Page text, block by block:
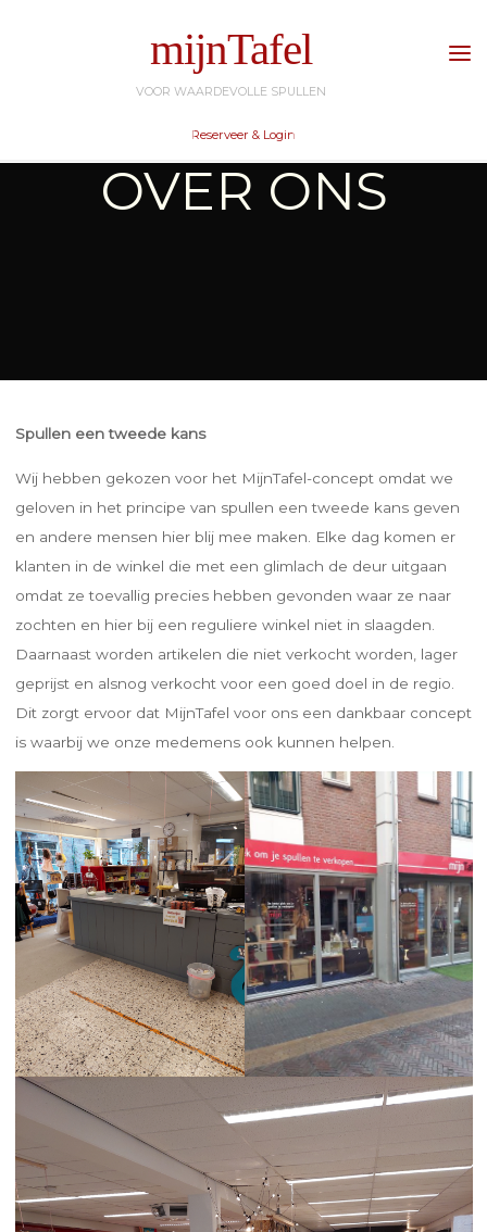
mijnTafel
VOOR WAARDEVOLLE SPULLEN
Reserveer & Login
OVER ONS
Spullen een tweede kans
Wij hebben gekozen voor het MijnTafel-concept omdat we
geloven in het principe van spullen een tweede kans geven
en andere mensen hier blij mee maken. Elke dag komen er
klanten in de winkel die met een glimlach de deur uitgaan
omdat ze toevallig precies hebben gevonden waar ze naar
zochten en hier bij een reguliere winkel niet in slaagden.
Daarnaast worden artikelen die niet verkocht worden, lager
geprijst en alsnog verkocht voor een goed doel in de regio.
Dit zorgt ervoor dat MijnTafel voor ons een dankbaar concept
is waarbij we onze medemens ook kunnen helpen.